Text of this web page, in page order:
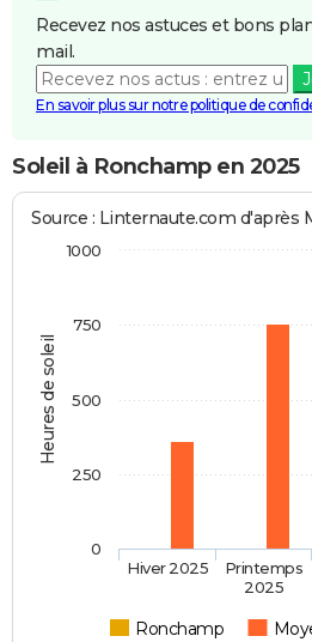
Recevez nos astuces et bons
mail.
En savoir plus sur notre politique de
Soleil à Ronchamp en 2025
Heures de soleil
Source : Linternaute.com d'après
Ronchamp
Hiver 2025
Printemps
2025
0
250
500
750
1000